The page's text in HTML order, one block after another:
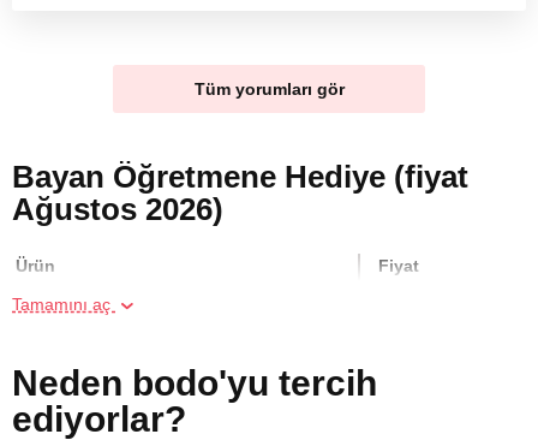
Tüm yorumları gör
Bayan Öğretmene Hediye (fiyat
Ağustos 2026)
Ürün Fiyat
İki kişi için Mum Yapımı Atölyesi
Tamamını aç
Neden bodo'yu tercih
ediyorlar?